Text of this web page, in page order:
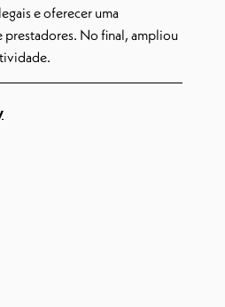
e oferecer uma
prestadores. No final, ampliou